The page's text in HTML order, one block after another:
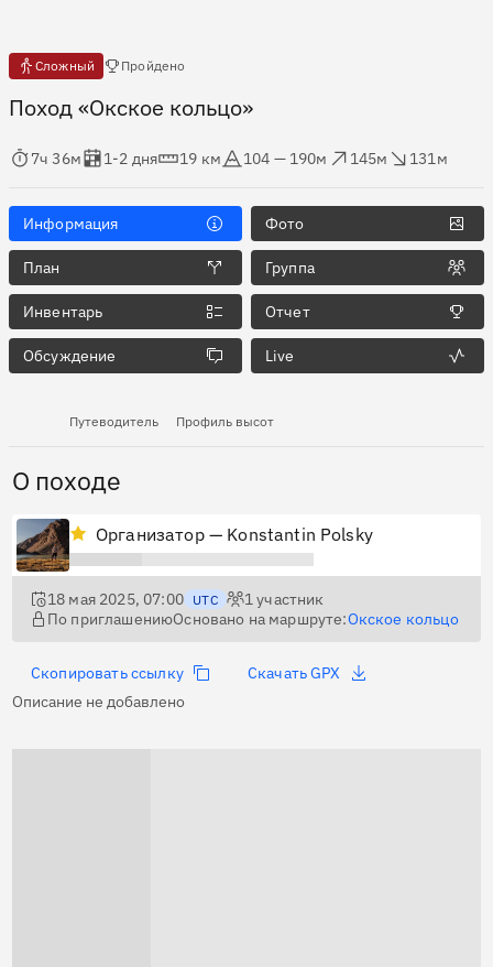
Сложный Пройдено
Поход «Окское кольцо»
в пути
7ч 36м
Оценка в днях
1-2 дня
Дистанция
19 км
Абсолютная высота
104 — 190м
145м
131м
Информация Фото
План Группа
Инвентарь Отчет
Обсуждение Live
Путеводитель Профиль высот
О походе
Организатор — Konstantin Polsky
18 мая 2025, 07:00 UTC 1участник
По приглашениюОсновано на маршруте:Окское кольцо
Скопировать ссылку
Скачать GPX
Описание не добавлено